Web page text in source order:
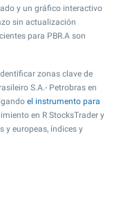
y un gráfico interactivo
sin actualización
para PBR.A son
zonas clave de
S.A.- Petrobras en
el instrumento para
en R StocksTrader y
y europeas, índices y